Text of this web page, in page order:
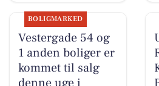
BOLIGMARKED
Vestergade 54 og
1 anden boliger er
kommet til salg
denne uge i